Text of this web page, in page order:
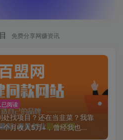
免费分享网赚资讯
已阅读
处找项目？还在当韭菜？我靠
个月收入5万+，曾经我也...